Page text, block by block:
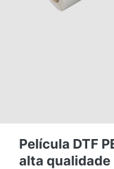
Película DTF
alta qualidade